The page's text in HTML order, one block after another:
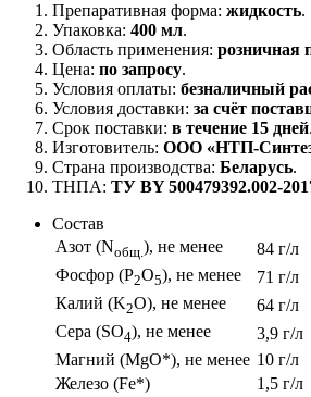
Препаративная форма: жидкость.
Упаковка: 400 мл.
Область применения: розничная
Цена: по запросу.
Условия оплаты: безналичный
Условия доставки: за счёт
Срок поставки: в течение 15 дней.
Изготовитель: ООО «НТП-
Страна производства: Беларусь.
ТНПА: TУ BY 500479392.002-
Состав
Азот (Νобщ.), не менее
84 г/л
Фосфор (P2O5), не менее
71 г/л
Калий (K2O), не менее
64 г/л
Сера (SO4), не менее
3,9 г/л
Магний (МgO*), не менее 10 г/л
Железо (Fe*)
1,5 г/л